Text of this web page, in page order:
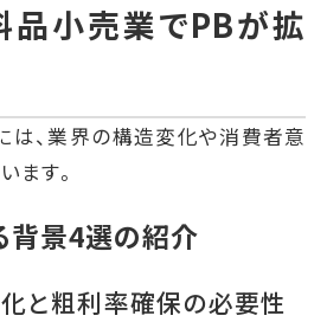
品小売業でPBが拡
は、業界の構造変化や消費者意
ます。
背景4選の紹介
と粗利率確保の必要性